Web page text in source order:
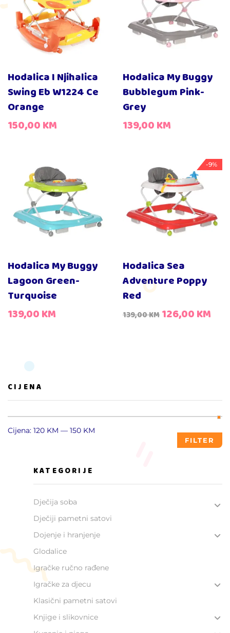
CIJENA
FILTER
Cijena: 120 KM — 150 KM
KATEGORIJE
Dječija soba
Dječiji pametni satovi
Dojenje i hranjenje
Glodalice
Igračke ručno rađene
Igračke za djecu
Klasični pametni satovi
Knjige i slikovnice
Hodalica I Njihalica
Swing Eb W1224 Ce
Orange
150,00KM
Hodalica My Buggy
Bubblegum Pink-
Grey
139,00KM
Hodalica My Buggy
Lagoon Green-
Turquoise
139,00KM
-9%
Hodalica Sea
Adventure Poppy
Red
139,00KM 126,00KM